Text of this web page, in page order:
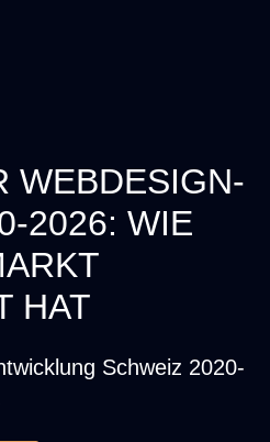
WEBDESIGN-
2026: WIE
HAT